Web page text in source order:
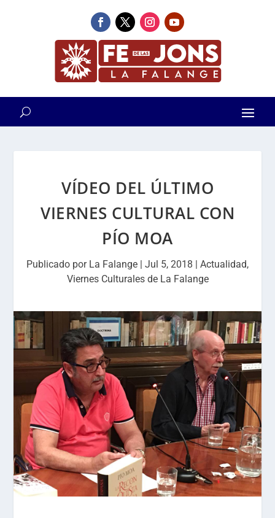
VÍDEO DEL ÚLTIMO
VIERNES CULTURAL CON
PÍO MOA
Publicado por La Falange | Jul 5, 2018 | Actualidad,
Viernes Culturales de La Falange